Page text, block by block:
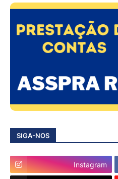
SIGA-NOS
Instagram